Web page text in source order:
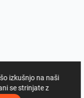
izkušnjo na naši
se strinjate z